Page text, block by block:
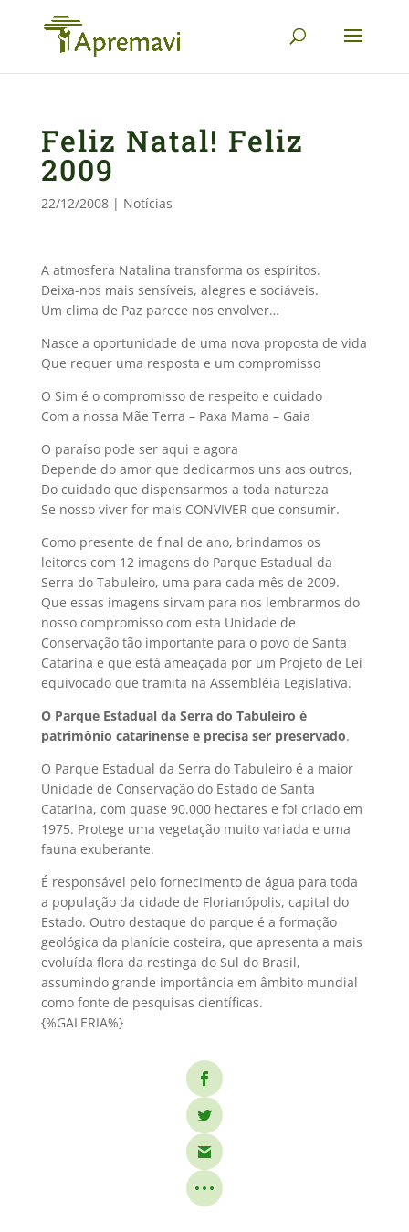
Feliz Natal! Feliz
2009
22/12/2008| Notícias
A atmosfera Natalina transforma os espíritos.
Deixa-nos mais sensíveis, alegres e sociáveis.
Um clima de Paz parece nos envolver…
Nasce a oportunidade de uma nova proposta de vida
Que requer uma resposta e um compromisso
O Sim é o compromisso de respeito e cuidado
Com a nossa Mãe Terra – Paxa Mama – Gaia
O paraíso pode ser aqui e agora
Depende do amor que dedicarmos uns aos outros,
Do cuidado que dispensarmos a toda natureza
Se nosso viver for mais CONVIVER que consumir.
Como presente de final de ano, brindamos os
leitores com 12 imagens do Parque Estadual da
Serra do Tabuleiro, uma para cada mês de 2009.
Que essas imagens sirvam para nos lembrarmos do
nosso compromisso com esta Unidade de
Conservação tão importante para o povo de Santa
Catarina e que está ameaçada por um Projeto de Lei
equivocado que tramita na Assembléia Legislativa.
O Parque Estadual da Serra do Tabuleiro é
patrimônio catarinense e precisa ser preservado.
O Parque Estadual da Serra do Tabuleiro é a maior
Unidade de Conservação do Estado de Santa
Catarina, com quase 90.000 hectares e foi criado em
1975. Protege uma vegetação muito variada e uma
fauna exuberante.
É responsável pelo fornecimento de água para toda
a população da cidade de Florianópolis, capital do
Estado. Outro destaque do parque é a formação
geológica da planície costeira, que apresenta a mais
evoluída flora da restinga do Sul do Brasil,
assumindo grande importância em âmbito mundial
como fonte de pesquisas científicas.
{%GALERIA%}